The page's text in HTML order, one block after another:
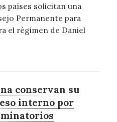
países solicitan una
Permanente para
el régimen de Daniel
conservan su
interno por